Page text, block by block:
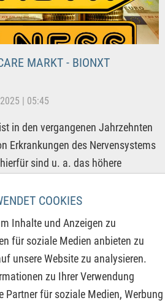
COOKIES
Inhalte und Anzeigen zu
für soziale Medien anbieten zu
unsere Website zu analysieren.
zu Ihrer Verwendung
Partner für soziale Medien, Werbung
MARKT - BIONXT
| 05:45
in den vergangenen Jahrzehnten
Erkrankungen des Nervensystems
sind u. a. das höhere
in
Lebensgewohnheiten und auch
der modernen Medizin. Zu
Nervenleiden zählt auch die
der das eigene Immunsystem
Nervensystem von Gehirn und